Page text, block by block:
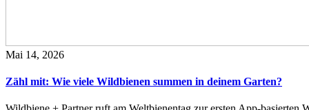
Mai 14, 2026
Zähl mit: Wie viele Wildbienen summen in deinem Garten?